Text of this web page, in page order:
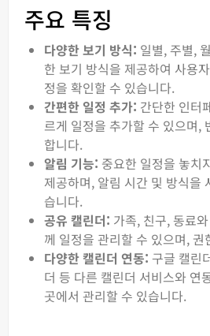
주요 특징
다양한 보기 방식: 일별, 주별,
한 보기 방식을 제공하여 사용
정을 확인할 수 있습니다.
간편한 일정 추가: 간단한 인터
르게 일정을 추가할 수 있으며,
합니다.
알림 기능: 중요한 일정을 놓치
제공하며, 알림 시간 및 방식을
습니다.
공유 캘린더: 가족, 친구, 동료
께 일정을 관리할 수 있으며,
다양한 캘린더 연동: 구글 캘린
더 등 다른 캘린더 서비스와 연
곳에서 관리할 수 있습니다.